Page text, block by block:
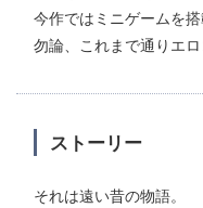
今作ではミニゲームを
勿論、これまで通りエ
ストーリー
それは遠い昔の物語。